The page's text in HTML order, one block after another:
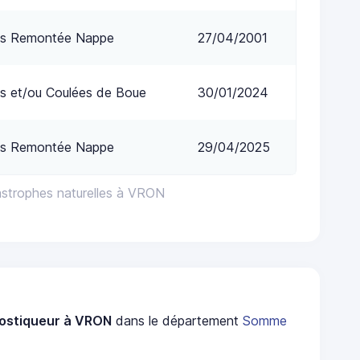
naturelles à VRON
Remontée Nappe 27/04/2001
et/ou Coulées de Boue 30/01/2024
Remontée Nappe 29/04/2025
à VRON dans le départementSomme